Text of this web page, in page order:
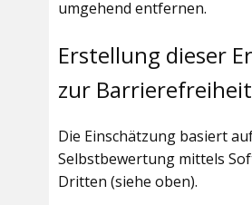
umgehend entfernen.
Erstellung dieser
zur Barrierefreiheit
Die Einschätzung basiert
Selbstbewertung mittels
Dritten (siehe oben).